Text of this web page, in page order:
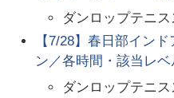
ダンロップテニ
【7/28】春日部イン
ン／各時間・該当レ
ダンロップテニ